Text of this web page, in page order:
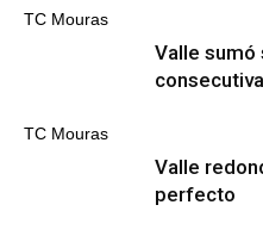
TC Mouras
TC Mouras
Valle sumó
consecutiva
Valle
perfecto